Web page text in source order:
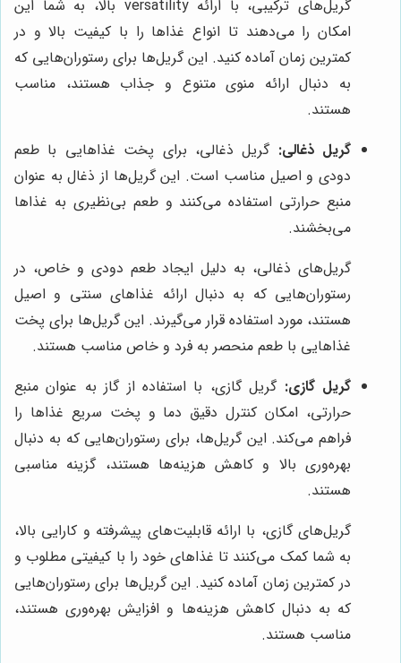
گریل‌های ترکیبی، با ارائه versatility بالا، به شما این
امکان را می‌دهند تا انواع غذاها را با کیفیت بالا و در
کمترین زمان آماده کنید. این گریل‌ها برای رستوران‌هایی که
به دنبال ارائه منوی متنوع و جذاب هستند، مناسب
هستند.
گریل ذغالی: گریل ذغالی، برای پخت غذاهایی با طعم
دودی و اصیل مناسب است. این گریل‌ها از ذغال به عنوان
منبع حرارتی استفاده می‌کنند و طعم بی‌نظیری به غذاها
می‌بخشند.
گریل‌های ذغالی، به دلیل ایجاد طعم دودی و خاص، در
رستوران‌هایی که به دنبال ارائه غذاهای سنتی و اصیل
هستند، مورد استفاده قرار می‌گیرند. این گریل‌ها برای پخت
غذاهایی با طعم منحصر به فرد و خاص مناسب هستند.
گریل گازی: گریل گازی، با استفاده از گاز به عنوان منبع
حرارتی، امکان کنترل دقیق دما و پخت سریع غذاها را
فراهم می‌کند. این گریل‌ها، برای رستوران‌هایی که به دنبال
بهره‌وری بالا و کاهش هزینه‌ها هستند، گزینه مناسبی
هستند.
گریل‌های گازی، با ارائه قابلیت‌های پیشرفته و کارایی بالا،
به شما کمک می‌کنند تا غذاهای خود را با کیفیتی مطلوب و
در کمترین زمان آماده کنید. این گریل‌ها برای رستوران‌هایی
که به دنبال کاهش هزینه‌ها و افزایش بهره‌وری هستند،
مناسب هستند.